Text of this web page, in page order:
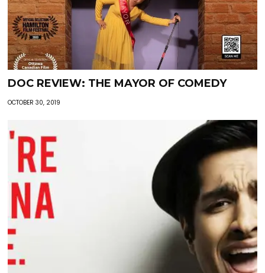
DOC REVIEW: THE MAYOR OF COMEDY
OCTOBER 30, 2019